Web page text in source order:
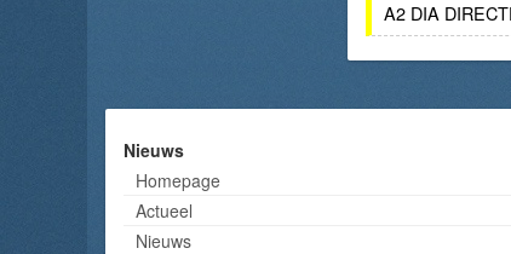
A2 DIA
Nieuws
Homepage
Actueel
Nieuws